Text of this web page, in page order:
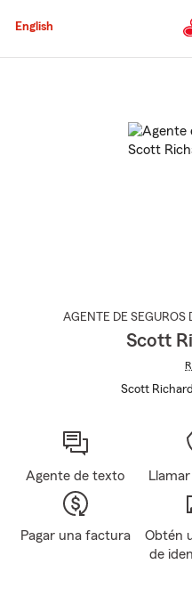
English
AGENTE DE SEGUROS
Scott
Scott
Agente de texto
Pagar una factura
Obtén
de